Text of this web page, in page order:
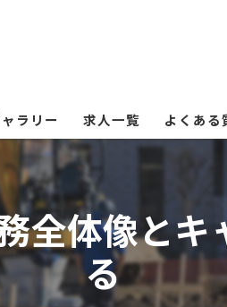
ラリー 求人一覧 よくある
全体像と
る